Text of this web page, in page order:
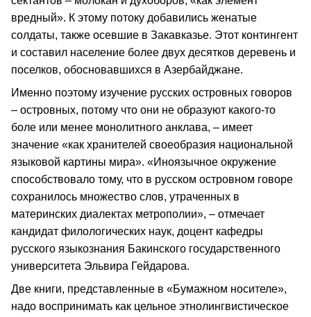
вредный». К этому потоку добавились женатые
солдаты, также осевшие в Закавказье. Этот контингент
и составил население более двух десятков деревень и
поселков, обосновавшихся в Азербайджане.
Именно поэтому изучение русских островных говоров
– островных, потому что они не образуют какого-то
боле или менее монолитного анклава, – имеет
значение «как хранителей своеобразия национальной
языковой картины мира». «Иноязычное окружение
способствовало тому, что в русском островном говоре
сохранилось множество слов, утраченных в
материнских диалектах метрополии», – отмечает
кандидат филологических наук, доцент кафедры
русского языкознания Бакинского государственного
университета Эльвира Гейдарова.
Две книги, представленные в «Бумажном носителе»,
надо воспринимать как цельное этнолингвистическое